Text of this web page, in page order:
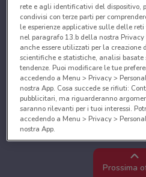
Prossima
rete e agli identificativi del dispositivo,
condivisi con terze parti per
le esperienze applicative sulle delle
nel paragrafo 13.b della nostra
anche essere utilizzati per la creazione
scientifiche e statistiche, analisi
tendenze. Puoi modificare le tue
accedendo a Menu > Privacy >
nostra App. Cosa succede se rifiuti:
pubblicitari, ma riguarderanno
saranno rilevanti per i tuoi interessi.
accedendo a Menu > Privacy >
nostra App.
Noi e i nostri partner
Utilizzare dati di geolocalizzazione
caratteristiche del dispositivo ai fini